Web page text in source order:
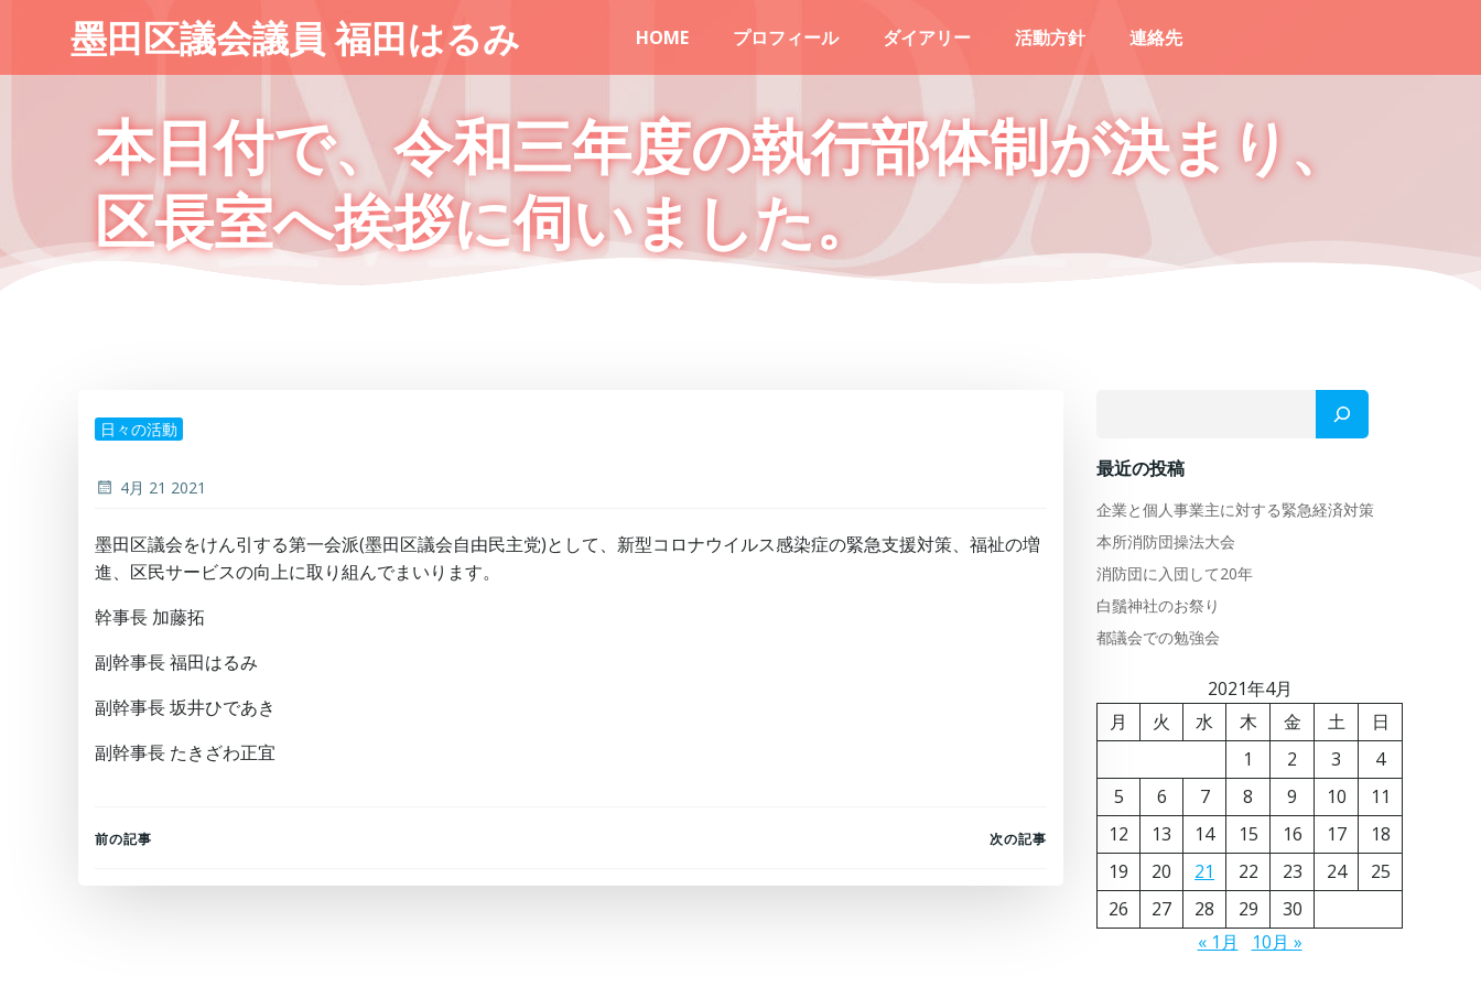
プ
墨田区議会議員 福田はるみ HOME プロフィール ダイアリー 活動方針 連絡先
本日付で、令和三年度の執行部体制が決まり、
区長室へ挨拶に伺いました。
日々の活動
4月 21 2021
墨田区議会をけん引する第一会派(墨田区議会自由民主党)として、新型コロナウイルス感染症の緊急支援対策、福祉の増
進、区民サービスの向上に取り組んでまいります。
幹事長 加藤拓
副幹事長 福田はるみ
副幹事長 坂井ひであき
副幹事長 たきざわ正宜
Post
navigation
前の記事
navigation
次の記事
最近の投稿
企業と個人事業主に対する緊急経済対策
本所消防団操法大会
消防団に入団して20年
白鬚神社のお祭り
都議会での勉強会
2021年4月
月
火 水 木 金 土
日
1
2 3
4
5
6 7 8 9 10
11
12
13 14 15 16 17
18
19
20 21 22 23 24
25
26
27 28 29
30
« 1月
10月 »